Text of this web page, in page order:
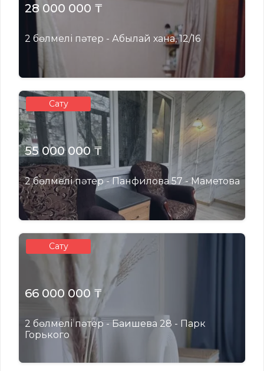
28 000 000 ₸
2 бөлмелі пәтер - Абылай хана, 12/16
Сату
55 000 000 ₸
2 бөлмелі пәтер - Панфилова 57 - Маметова
Сату
66 000 000 ₸
2 бөлмелі пәтер - Баишева 28 - Парк
Горького